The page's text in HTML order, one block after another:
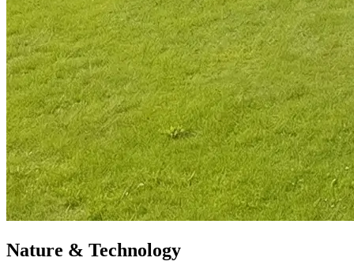
Nature & Technology